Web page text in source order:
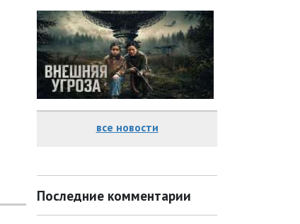
все новости
Последние комментарии